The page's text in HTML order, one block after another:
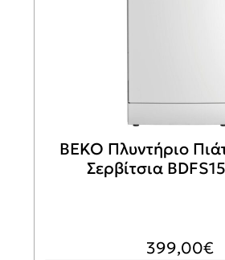
BEKO Πλυντήριο
Σερβίτσια
399,00€